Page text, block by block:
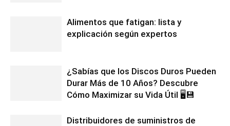
Alimentos que fatigan: lista y
explicación según expertos
¿Sabías que los Discos Duros Pueden
Durar Más de 10 Años? Descubre
Cómo Maximizar su Vida Útil 🖥️💾
Distribuidores de suministros de